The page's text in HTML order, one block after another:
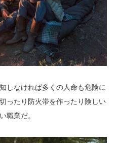
しなければ多くの人命も危険に
ったり防火帯を作ったり険しい
職業だ。